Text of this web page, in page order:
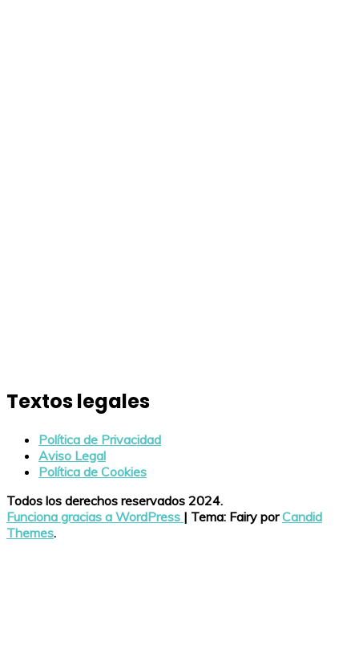
Textos legales
Política de Privacidad
Aviso Legal
Política de Cookies
Todos los derechos reservados 2024.
Funciona gracias a WordPress | Tema: Fairy porCandid
Themes.